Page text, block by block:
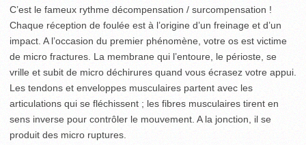
C’est le fameux rythme décompensation / surcompensation !
Chaque réception de foulée est à l’origine d’un freinage et d’un
impact. A l’occasion du premier phénomène, votre os est victime
de micro fractures. La membrane qui l’entoure, le périoste, se
vrille et subit de micro déchirures quand vous écrasez votre appui.
Les tendons et enveloppes musculaires partent avec les
articulations qui se fléchissent ; les fibres musculaires tirent en
sens inverse pour contrôler le mouvement. A la jonction, il se
produit des micro ruptures.